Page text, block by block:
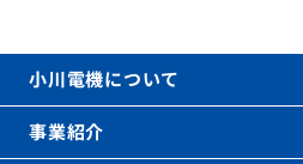
小川電機について
事業紹介